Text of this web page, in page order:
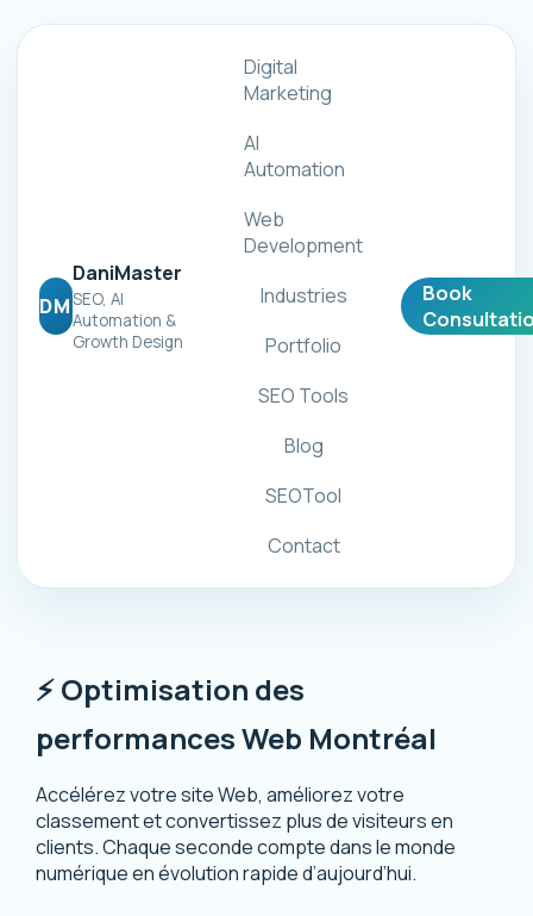
DM
DaniMaster
SEO, AI
Automation &
Growth Design
Digital
Marketing
AI
Automation
Web
Development
Industries
Portfolio
SEO Tools
Blog
SEOTool
Contact
Book
⚡ Optimisation des
performances Web Montréal
Accélérez votre site Web, améliorez votre
classement et convertissez plus de visiteurs en
clients. Chaque seconde compte dans le monde
numérique en évolution rapide d’aujourd’hui.